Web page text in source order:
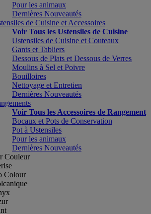
Pour les animaux
Dernières Nouveautés
de Cuisine et Accessoires
Voir Tous les Ustensiles de Cuisine
Ustensiles de Cuisine et Couteaux
Gants et Tabliers
Dessous de Plats et Dessous de Verres
Moulins à Sel et Poivre
Bouilloires
Nettoyage et Entretien
Dernières Nouveautés
Voir Tous les Accessoires de Rangement
Bocaux et Pots de Conservation
Pot à Ustensiles
Pour les animaux
Dernières Nouveautés
Couleur
Colour